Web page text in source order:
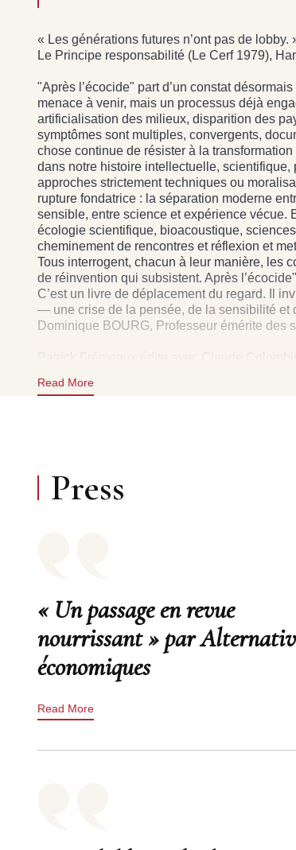
« Les générations futures n’ont pas de lobby.
Le Principe responsabilité (Le Cerf 1979),
"Après l’écocide" part d’un constat
menace à venir, mais un processus déjà
artificialisation des milieux, disparition des
symptômes sont multiples, convergents,
chose continue de résister à la
dans notre histoire intellectuelle,
approches strictement techniques ou
rupture fondatrice : la séparation moderne
sensible, entre science et expérience vécue.
écologie scientifique, bioacoustique,
cheminement de rencontres et réflexion et
Tous interrogent, chacun à leur manière, les
de réinvention qui subsistent. Après
C’est un livre de déplacement du regard. Il
— une crise de la pensée, de la sensibilité et
Dominique BOURG, Professeur émérite des
citoyen dédié à la protection du vivant, il
Read More
Press
« Un passage en revue
nourrissant » par
économiques
Read More